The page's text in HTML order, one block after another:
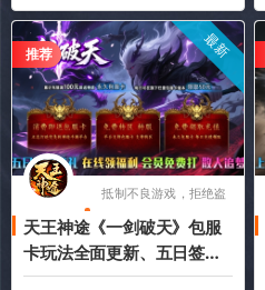
推荐 最新
抵制不良游戏，拒绝盗
版游戏
天王神途《一剑破天》包服
卡玩法全面更新、五日签到
豪礼、在线领福利、会员免